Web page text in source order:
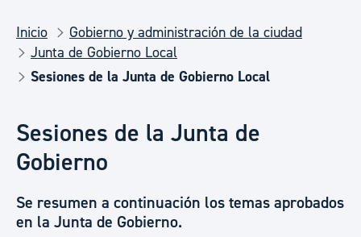
Inicio
Gobierno y administración de la ciudad
Junta de Gobierno Local
Sesiones de la Junta de Gobierno Local
Sesiones de la Junta de
Gobierno
Se resumen a continuación los temas aprobados
en la Junta de Gobierno.